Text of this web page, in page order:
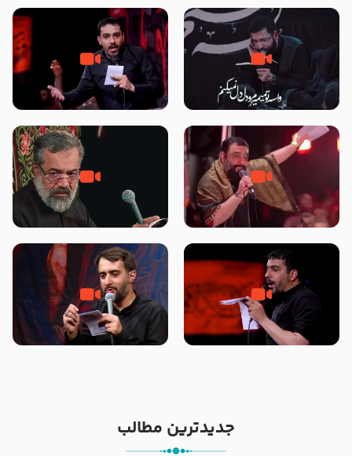
مصداق کربلا – حاج حسین سیب
سرخی
شور ، حسینا! به‌ حق زهرا «أُنْظُرْ
إِلَینا» – عزاداری شب هفتم ماه
جانا جانا ابی عبدالله – کربلایی جواد
مقدم – شب هشتم محرم 1448 –
مادر منم مثل تو خمیدم – حاج
محمود کریمی – شهادت حضرت
هیئت رایة العباس علیه السلام
تک ، عبّاس، صاحب دل‌هاست –
حاج حنیف طاهری – عزاداری شب
من غلام نوکراتم من عاشق کربلاتم
– شور زمینه – شب هفتم – محرم
جدیدترین مطالب